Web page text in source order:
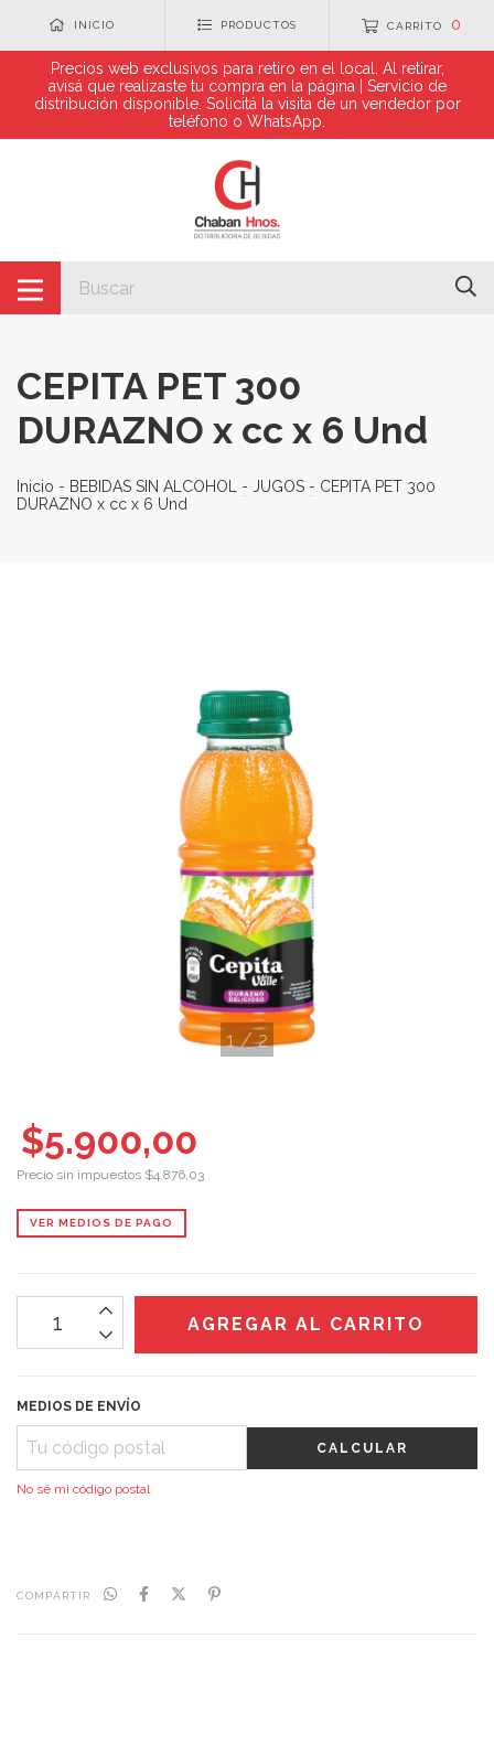
INICIO PRODUCTOS CARRITO 0
Precios web exclusivos para retiro en el local. Al retirar,
avisá que realizaste tu compra en la página | Servicio de
distribución disponible. Solicitá la visita de un vendedor por
teléfono o WhatsApp.
CEPITA PET 300
DURAZNO x cc x 6 Und
Inicio - BEBIDAS SIN ALCOHOL - JUGOS - CEPITA PET 300
DURAZNO x cc x 6 Und
1 /2
$5.900,00
Precio sin impuestos $4.876,03
VER MEDIOS DE PAGO
MEDIOS DE ENVÍO
CALCULAR
No sé mi código postal
COMPARTIR